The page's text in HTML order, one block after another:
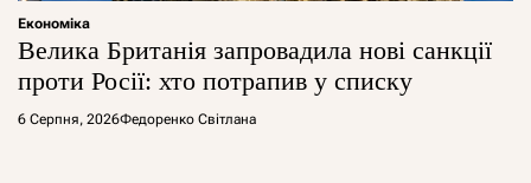
Економіка
Велика Британія запровадила нові санкції
проти Росії: хто потрапив у списку
6 Серпня, 2026Федоренко Світлана